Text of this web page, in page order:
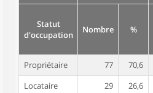
Statut
d'occupation
Nombre %
Propriétaire 77 70,6
Locataire
29 26,6